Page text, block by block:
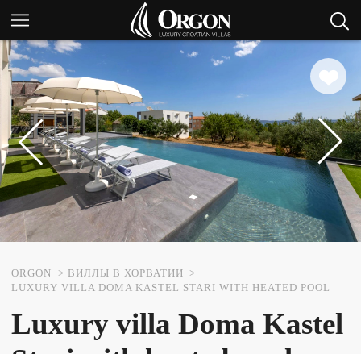
ORGON
ВИЛЛЫ В ХОРВАТИИ
LUXURY VILLA DOMA KASTEL STARI WITH HEATED POOL
Luxury villa Doma Kastel